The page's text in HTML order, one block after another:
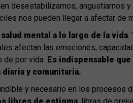
desestabilizarnos, angustiarnos
nos pueden llegar a afectar de
mental a lo largo de la vida
afectan las emociones,
por vida. Es indispensable
y comunitaria.
y necesario en los procesos
libres de estigma, libras de